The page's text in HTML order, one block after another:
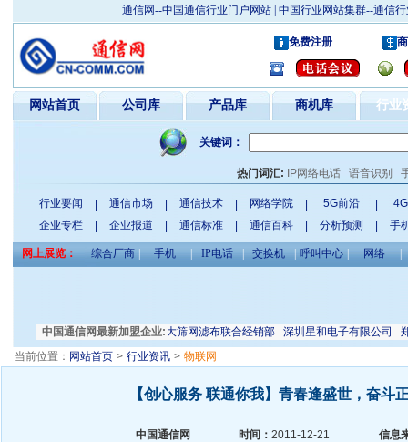
通信网--中国通信行业门户网站 | 中国行业网站集群--通信
免费注册
网站首页 公司库 产品库 商机库 行业
关键词：
热门词汇: IP网络电话 语音识别
行业要闻 通信市场 通信技术 网络学院 5G前沿
企业专栏
企业报道 通信标准 通信百科 分析预测 手
网上展览： 综合厂商 | 手机 | IP电话 | 交换机 | 呼叫中心 | 网络 |
中国通信网最新加盟企业:
振威展览有限公司 安平县小大筛网滤布联合经销部 深圳星和电子有限公司
郑州
当前位置： 网站首页 > 行业资讯 > 物联网
【创心服务 联通你我】青春逢盛世，奋斗
中国通信网 时间： 2011-12-21 信息